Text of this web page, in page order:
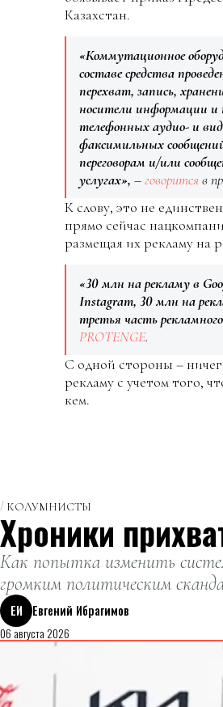
Казахстан.
«Коммутационное
составе средства
перехват, запись,
носители информации и
телефонных аудио- и
факсимильных
переговорам и/или
услугах», –говоритсяв
К слову, это не
прямо сейчас
размещая их рекламу на
«30 млн на рекламу в
Instagram, 30 млн на
третья часть
PROTENGE.
С одной стороны –
рекламу с учетом того,
кем.
КОЛУМНИСТЫ
Хроники
Как попытка изменить
громким политическим
ЕИ
Евгений Ибрагимов
06 августа 2026